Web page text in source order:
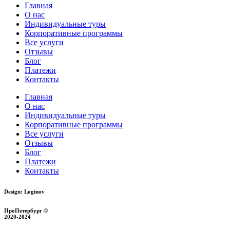
Главная
О нас
Индивидуальные туры
Корпоративные программы
Все услуги
Отзывы
Блог
Платежи
Контакты
Главная
О нас
Индивидуальные туры
Корпоративные программы
Все услуги
Отзывы
Блог
Платежи
Контакты
Design: Loginov
ПроПетербург ©
2020-2024